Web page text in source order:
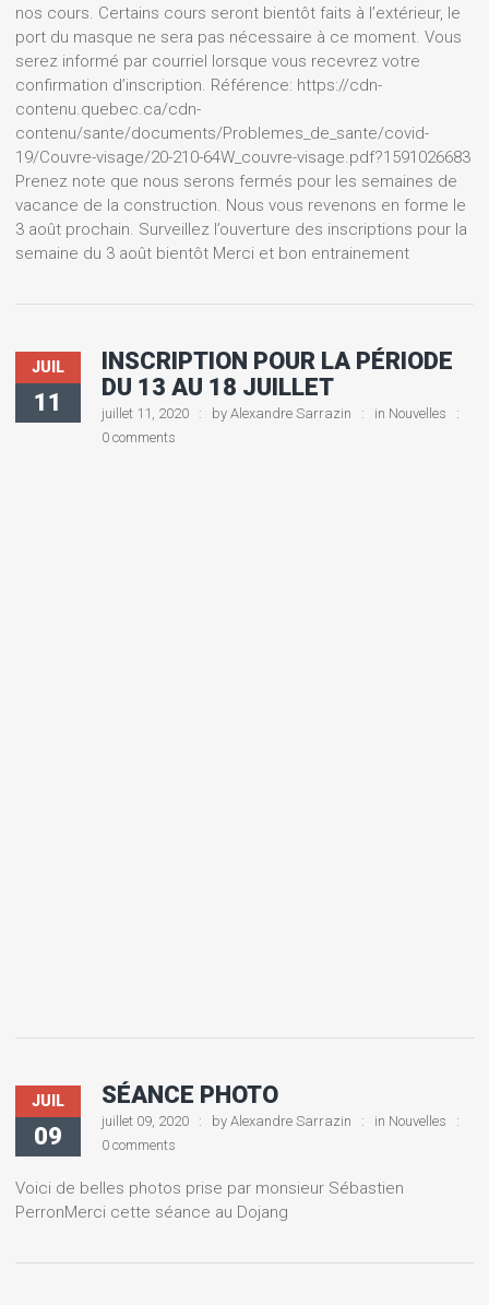
nos cours. Certains cours seront bientôt faits à l’extérieur, le
port du masque ne sera pas nécessaire à ce moment. Vous
serez informé par courriel lorsque vous recevrez votre
confirmation d’inscription. Référence: https://cdn-
contenu.quebec.ca/cdn-
contenu/sante/documents/Problemes_de_sante/covid-
19/Couvre-visage/20-210-64W_couvre-visage.pdf?1591026683
Prenez note que nous serons fermés pour les semaines de
vacance de la construction. Nous vous revenons en forme le
3 août prochain. Surveillez l’ouverture des inscriptions pour la
semaine du 3 août bientôt Merci et bon entrainement
JUIL
11
INSCRIPTION POUR LA PÉRIODE
DU 13 AU 18 JUILLET
juillet 11, 2020 by Alexandre Sarrazin in Nouvelles
0 comments
JUIL
09
SÉANCE PHOTO
juillet 09, 2020 by Alexandre Sarrazin in Nouvelles
0 comments
Voici de belles photos prise par monsieur Sébastien
PerronMerci cette séance au Dojang